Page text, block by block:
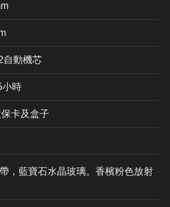
自動機芯
小時
卡及盒子
，藍寶石水晶玻璃。香檳粉色放射